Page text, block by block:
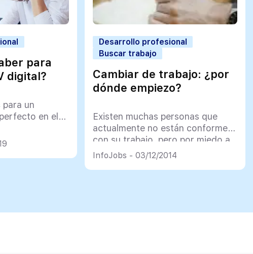
para
digital?
para un
en el
Desarrollo profesional
Buscar trabajo
Cambiar de trabajo: ¿por
dónde empiezo?
Existen muchas personas que
actualmente no están conformes
con su trabajo, pero por miedo a
la situación actual no buscan otro
empleo que sea mejor. Yo os
InfoJobs - 03/12/2014